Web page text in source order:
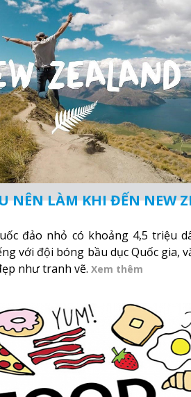
NÊN LÀM KHI ĐẾN NEW
đảo nhỏ có khoảng 4,5 triệu
với đội bóng bầu dục Quốc gia,
như tranh vẽ. Xem thêm